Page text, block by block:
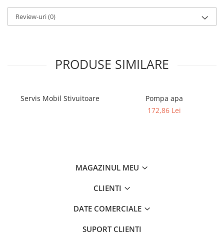
Filtre
Filtre Transmisie
Uleiuri si Lubrifianti
Review-uri(0)
PRODUSE SIMILARE
Servis Mobil Stivuitoare
Pompa apa
172,86 Lei
MAGAZINUL MEU
CLIENTI
DATE COMERCIALE
SUPORT CLIENTI